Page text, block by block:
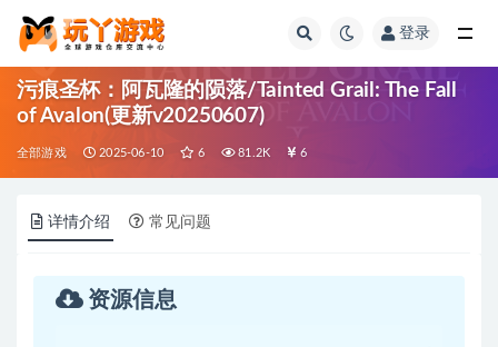
登录
污痕圣杯：阿瓦隆的陨落/Tainted Grail: The Fall
of Avalon(更新v20250607)
全部游戏 2025-06-10 6 81.2K 6
详情介绍 常见问题
资源信息